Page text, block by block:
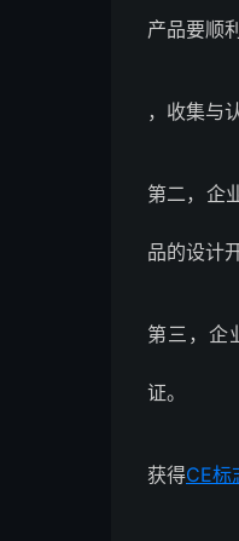
产品要顺
，收集与
第二，企
品的设计
第三，企
证。
获得CE标